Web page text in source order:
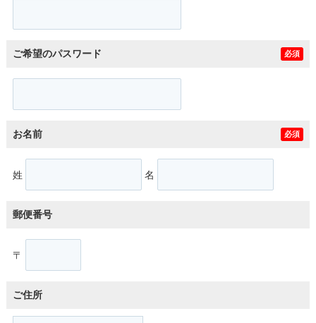
ご希望のパスワード 必須
お名前 必須
姓 名
郵便番号
〒
ご住所